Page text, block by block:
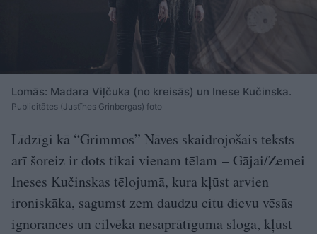
Lomās: Madara Viļčuka (no kreisās) un Inese Kučinska.
Publicitātes (Justīnes Grinbergas) foto
Līdzīgi kā “Grimmos” Nāves skaidrojošais teksts
arī šoreiz ir dots tikai vienam tēlam – Gājai/Zemei
Ineses Kučinskas tēlojumā, kura kļūst arvien
ironiskāka, sagumst zem daudzu citu dievu vēsās
ignorances un cilvēka nesaprātīguma sloga, kļūst